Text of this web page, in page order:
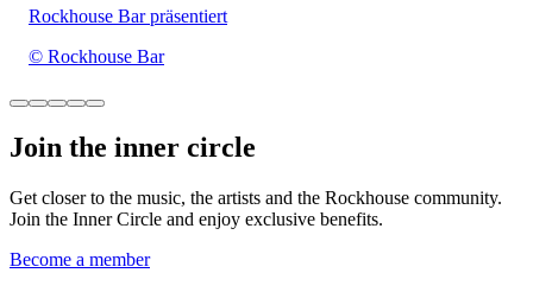
Rockhouse Bar präsentiert
© Rockhouse Bar
Join the inner circle
Get closer to the music, the artists and the Rockhouse community.
Join the Inner Circle and enjoy exclusive benefits.
Become a member